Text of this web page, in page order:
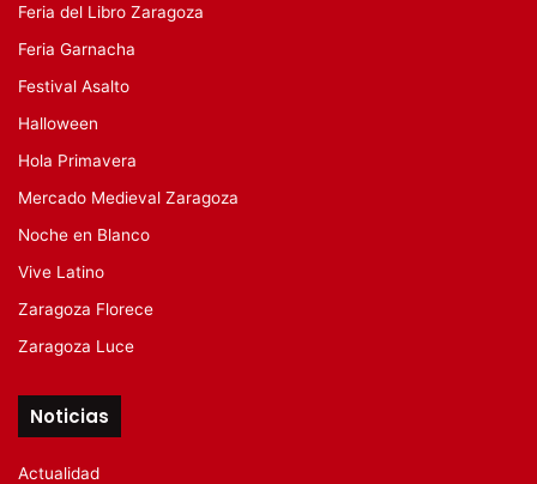
Feria del Libro Zaragoza
Feria Garnacha
Festival Asalto
Halloween
Hola Primavera
Mercado Medieval Zaragoza
Noche en Blanco
Vive Latino
Zaragoza Florece
Zaragoza Luce
Noticias
Actualidad